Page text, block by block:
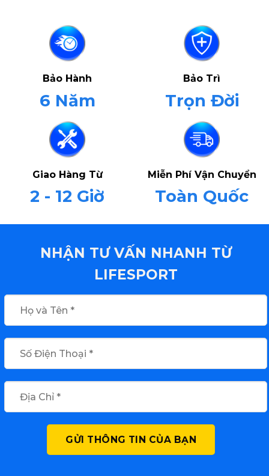
Bảo Hành
6 Năm
Bảo Trì
Trọn Đời
Giao Hàng Từ
2 - 12 Giờ
Miễn Phí Vận Chuyển
Toàn Quốc
NHẬN TƯ VẤN NHANH TỪ
LIFESPORT